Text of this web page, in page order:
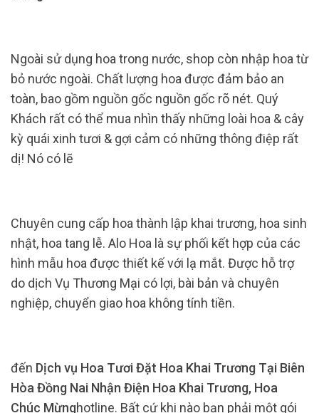
Ngoài sử dụng hoa trong nước, shop còn nhập hoa từ
bỏ nước ngoài. Chất lượng hoa được đảm bảo an
toàn, bao gồm nguồn gốc nguồn gốc rõ nét. Quý
Khách rất có thể mua nhìn thấy những loài hoa & cây
kỳ quái xinh tươi & gợi cảm có những thông điệp rất
dị! Nó có lẽ
Chuyên cung cấp hoa thành lập khai trương, hoa sinh
nhật, hoa tang lễ. Alo Hoa là sự phối kết hợp của các
hình mẫu hoa được thiết kế với lạ mắt. Được hỗ trợ
do dịch Vụ Thương Mại có lợi, bài bản và chuyên
nghiệp, chuyển giao hoa không tính tiền.
đến Dịch vụ Hoa Tươi Đặt Hoa Khai Trương Tại Biên
Hòa Đồng Nai Nhận Điện Hoa Khai Trương, Hoa
Chúc Mừnghotline. Bất cứ khi nào bạn phải một gói